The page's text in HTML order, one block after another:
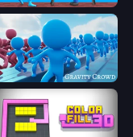
One Line
Gravity Crowd